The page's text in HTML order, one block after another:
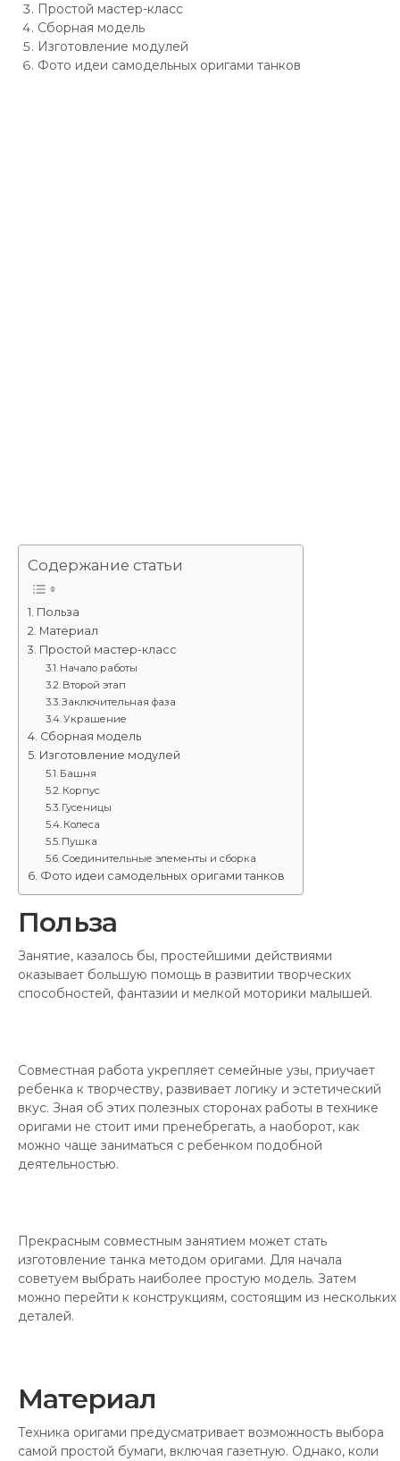
Простой мастер-класс
Сборная модель
Изготовление модулей
Фото идеи самодельных оригами танков
Содержание статьи
Польза
Материал
Простой мастер-класс
Начало работы
Второй этап
Заключительная фаза
Украшение
Сборная модель
Изготовление модулей
Башня
Корпус
Гусеницы
Колеса
Пушка
Соединительные элементы и сборка
Фото идеи самодельных оригами танков
Польза
Занятие, казалось бы, простейшими действиями
оказывает большую помощь в развитии творческих
способностей, фантазии и мелкой моторики малышей.
Совместная работа укрепляет семейные узы, приучает
ребенка к творчеству, развивает логику и эстетический
вкус. Зная об этих полезных сторонах работы в технике
оригами не стоит ими пренебрегать, а наоборот, как
можно чаще заниматься с ребенком подобной
деятельностью.
Прекрасным совместным занятием может стать
изготовление танка методом оригами. Для начала
советуем выбрать наиболее простую модель. Затем
можно перейти к конструкциям, состоящим из нескольких
деталей.
Материал
Техника оригами предусматривает возможность выбора
самой простой бумаги, включая газетную. Однако, коли